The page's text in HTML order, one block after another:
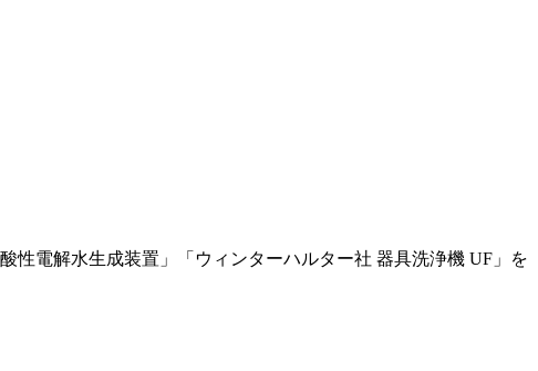
電解水生成装置」「ウィンターハルター社 器具洗浄機 UF」を